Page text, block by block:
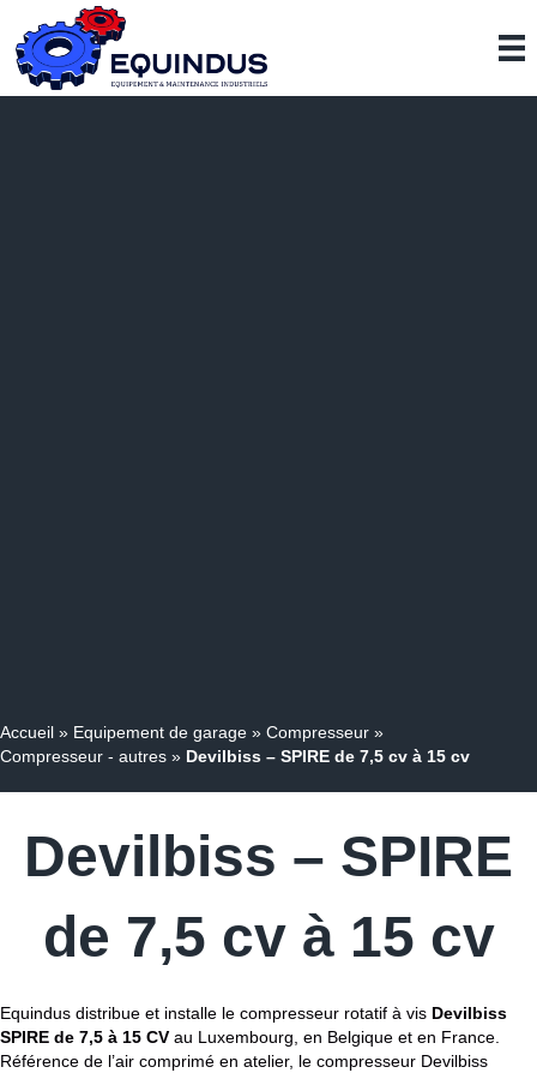
Accueil » Equipement de garage » Compresseur »
Compresseur - autres » Devilbiss – SPIRE de 7,5 cv à 15 cv
Devilbiss – SPIRE
de 7,5 cv à 15 cv
Equindus distribue et installe le compresseur rotatif à vis Devilbiss
SPIRE de 7,5 à 15 CV au Luxembourg, en Belgique et en France.
Référence de l’air comprimé en atelier, le compresseur Devilbiss